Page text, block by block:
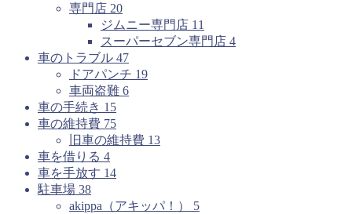
専門店 20
ジムニー専門店 11
スーパーセブン専門店 4
車のトラブル 47
ドアパンチ 19
車両盗難 6
車の手続き 15
車の維持費 75
旧車の維持費 13
車を借りる 4
車を手放す 14
駐車場 38
akippa（アキッパ！） 5